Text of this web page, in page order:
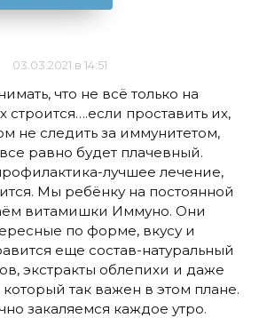
03.03.2021 в 14:51
что не всё только на
строится….если проставить их,
не следить за иммунитетом,
все равно будет плачевный.
лучшее лечение,
Мы ребёнку на постоянной
витамишки Иммуно. Они
по форме, вкусу и
еще состав-натуральный
экстракты облепихи и даже
который так важен в этом плане.
закаляемся каждое утро.